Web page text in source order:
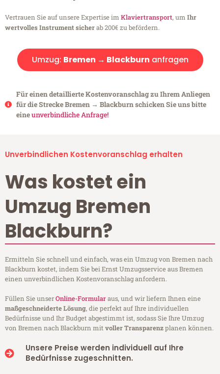
Vertrauen Sie auf unsere Expertise im Klaviertransport, um Ihr
wertvolles Instrument sicherab 200€ zu befördern.
Umzug: Bremen → Blackburn anfragen
Für einen detaillierte Kostenvoranschlag zu Ihrem Anliegen
für die Strecke Bremen → Blackburn schicken Sie uns bitte
eineunverbindliche Anfrage!
Unverbindlichen Kostenvoranschlag erhalten
Was kostet ein
Umzug Bremen
Blackburn?
Ermitteln Sie schnell und einfach, was ein Umzug von Bremen nach
Blackburn kostet, indem Sie bei Ernst Umzugsservice aus Bremen
einen unverbindlichen Kostenvoranschlag anfordern.
Füllen Sie unserOnline-Formularaus, und wir liefern Ihnen eine
maßgeschneiderte Lösung, die perfekt auf Ihre individuellen
Bedürfnisse und Ihr Budget abgestimmt ist, sodass Sie Ihre Umzug
von Bremen nach Blackburn mitvoller Transparenzplanen können.
Unsere Preise werden individuell auf Ihre
Bedürfnisse zugeschnitten.